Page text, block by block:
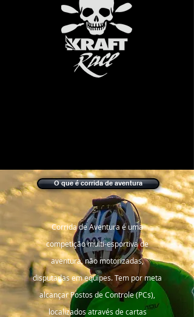
O que é corrida de aventura
Corrida de Aventura é uma
competição multi-esportiva de
aventura, não motorizadas,
disputadas em equipes. Tem por meta
alcançar Postos de Controle (PCs),
localizados através de cartas